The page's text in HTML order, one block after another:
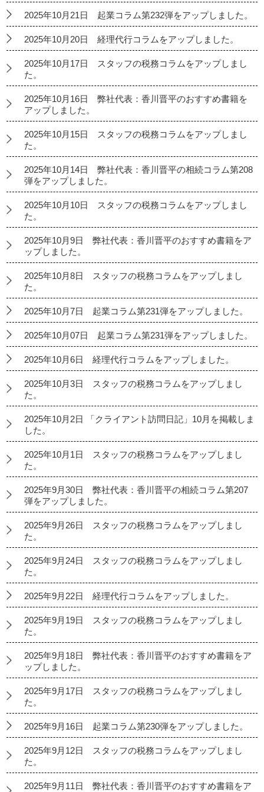
2025年10月21日 起業コラム第232弾をアップしました。
2025年10月20日 経理代行コラムをアップしました。
2025年10月17日 スタッフの税務コラムをアップしまし
た。
2025年10月16日 弊社代表：香川晋平のおすすめ書籍を
アップしました。
2025年10月15日 スタッフの税務コラムをアップしまし
た。
2025年10月14日 弊社代表：香川晋平の相続コラム第208
弾をアップしました。
2025年10月10日 スタッフの税務コラムをアップしまし
た。
2025年10月9日 弊社代表：香川晋平のおすすめ書籍をア
ップしました。
2025年10月8日 スタッフの税務コラムをアップしまし
た。
2025年10月7日 起業コラム第231弾をアップしました。
2025年10月07日 起業コラム第231弾をアップしました。
2025年10月6日 経理代行コラムをアップしました。
2025年10月3日 スタッフの税務コラムをアップしまし
た。
2025年10月2日 「クライアント訪問日記」10月を掲載しま
した。
2025年10月1日 スタッフの税務コラムをアップしまし
た。
2025年9月30日 弊社代表：香川晋平の相続コラム第207
弾をアップしました。
2025年9月26日 スタッフの税務コラムをアップしまし
た。
2025年9月24日 スタッフの税務コラムをアップしまし
た。
2025年9月22日 経理代行コラムをアップしました。
2025年9月19日 スタッフの税務コラムをアップしまし
た。
2025年9月18日 弊社代表：香川晋平のおすすめ書籍をア
ップしました。
2025年9月17日 スタッフの税務コラムをアップしまし
た。
2025年9月16日 起業コラム第230弾をアップしました。
2025年9月12日 スタッフの税務コラムをアップしまし
た。
2025年9月11日 弊社代表：香川晋平のおすすめ書籍をア